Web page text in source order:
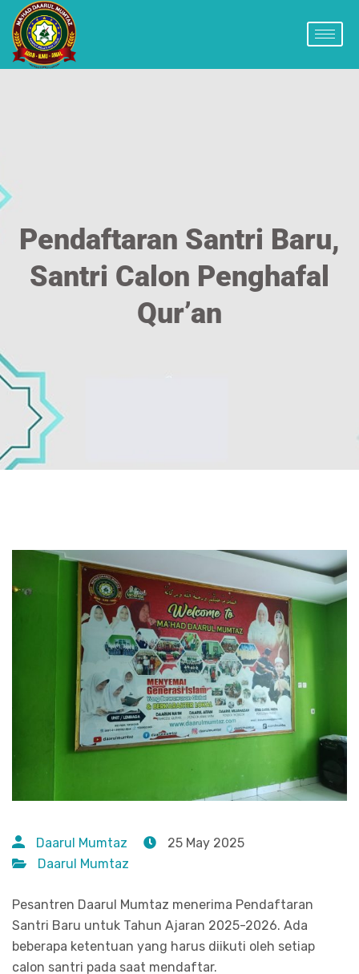
Pendaftaran Santri Baru,
Santri Calon Penghafal
Qur’an
Daarul Mumtaz
25 May 2025
Daarul Mumtaz
Pesantren Daarul Mumtaz menerima Pendaftaran
Santri Baru untuk Tahun Ajaran 2025-2026. Ada
beberapa ketentuan yang harus diikuti oleh setiap
calon santri pada saat mendaftar.